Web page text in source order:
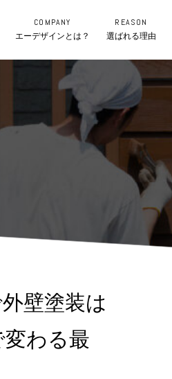
COMPANY
エーデザインとは？
REASON
選ばれる理由
壁塗装は
わる最